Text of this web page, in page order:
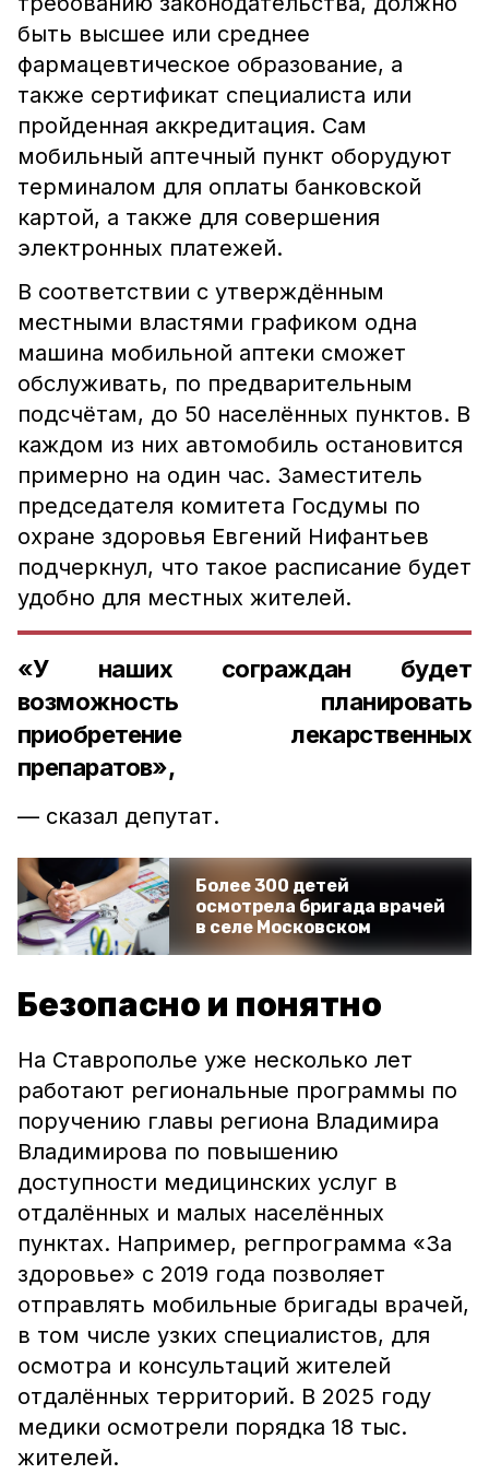
быть высшее или среднее
фармацевтическое образование, а
также сертификат специалиста или
пройденная аккредитация. Сам
мобильный аптечный пункт оборудуют
терминалом для оплаты банковской
картой, а также для совершения
электронных платежей.
В соответствии с утверждённым
местными властями графиком одна
машина мобильной аптеки сможет
обслуживать, по предварительным
подсчётам, до 50 населённых пунктов. В
каждом из них автомобиль остановится
примерно на один час. Заместитель
председателя комитета Госдумы по
охране здоровья Евгений Нифантьев
подчеркнул, что такое расписание будет
удобно для местных жителей.
«У наших сограждан будет
возможность планировать
приобретение лекарственных
препаратов»,
— сказал депутат.
Более 300 детей
осмотрела бригада врачей
в селе Московском
Безопасно и понятно
На Ставрополье уже несколько лет
работают региональные программы по
поручению главы региона Владимира
Владимирова по повышению
доступности медицинских услуг в
отдалённых и малых населённых
пунктах. Например, регпрограмма «За
здоровье» с 2019 года позволяет
отправлять мобильные бригады врачей,
в том числе узких специалистов, для
осмотра и консультаций жителей
отдалённых территорий. В 2025 году
медики осмотрели порядка 18 тыс.
жителей.